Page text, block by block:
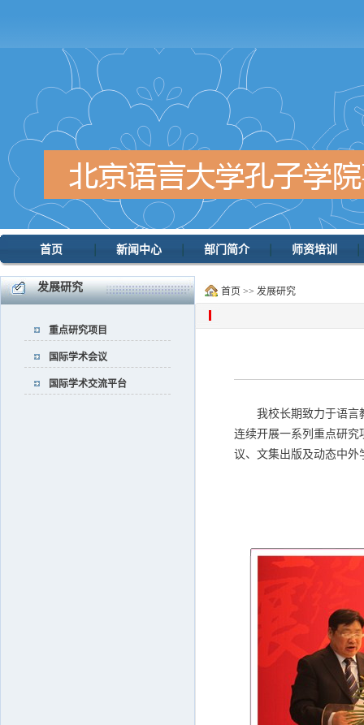
首页 新闻中心 部门简介 师资培训
发展研究
重点研究项目
国际学术会议
国际学术交流平台
首页 >> 发展研究
我校长期致力于语言教
连续开展一系列重点研究
议、文集出版及动态中外